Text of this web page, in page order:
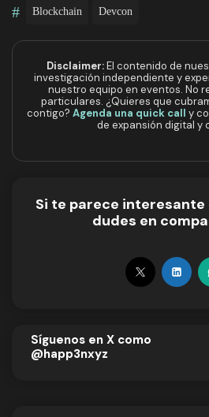
# Blockchain Devcon
Disclaimer:El contenido de
investigación independiente y
nuestro equipo en eventos. No
particulares. ¿Quieres que
contigo? Agenda una quick call y
de expansión digital y
Si te parece
dudes en
Síguenos en X como
@happ3nxyz